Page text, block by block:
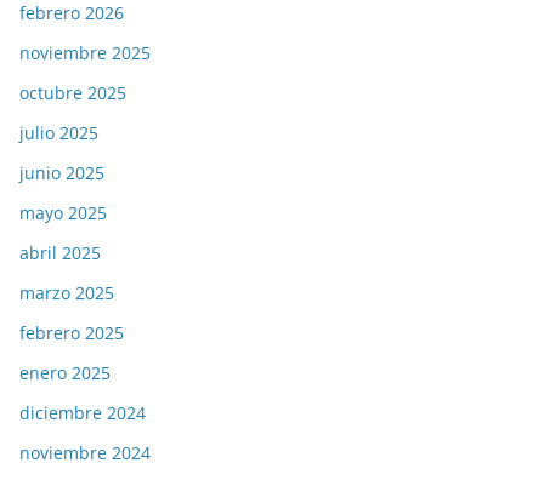
febrero 2026
noviembre 2025
octubre 2025
julio 2025
junio 2025
mayo 2025
abril 2025
marzo 2025
febrero 2025
enero 2025
diciembre 2024
noviembre 2024